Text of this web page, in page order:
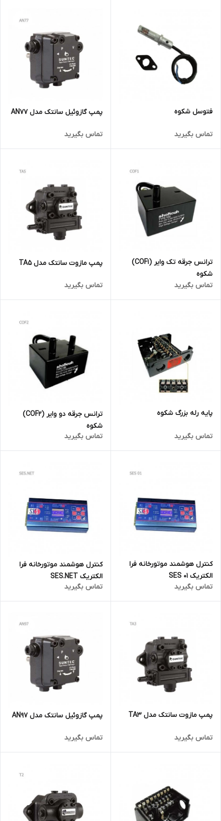
فتوسل شکوه
تماس بگیرید
پمپ گازوئیل سانتک مدل AN77
تماس بگیرید
ترانس جرقه تک وایر (COF1)
شکوه
تماس بگیرید
پمپ مازوت سانتک مدل TA5
تماس بگیرید
پایه رله بزرگ شکوه
تماس بگیرید
ترانس جرقه دو وایر (COF2)
شکوه
تماس بگیرید
کنترل هوشمند موتورخانه فرا
الکتریک SES 01
تماس بگیرید
کنترل هوشمند موتورخانه فرا
الکتریک SES.NET
تماس بگیرید
پمپ مازوت سانتک مدل TA3
تماس بگیرید
پمپ گازوئیل سانتک مدل AN97
تماس بگیرید